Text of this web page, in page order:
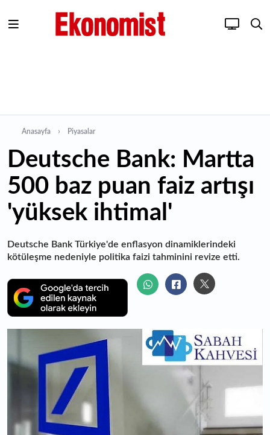
Anasayfa Piyasalar
Deutsche Bank: Martta
500 baz puan faiz artışı
'yüksek ihtimal'
Deutsche Bank Türkiye'de enflasyon dinamiklerindeki
kötüleşme nedeniyle politika faizi tahminini revize etti.